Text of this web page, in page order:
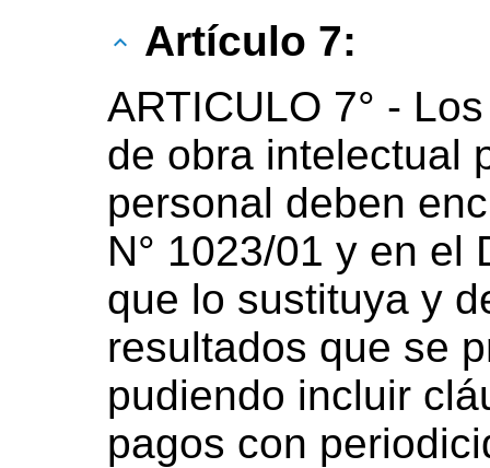
Artículo 7:
ARTICULO 7° -
de obra intelectual
personal deben
N° 1023/01 y en el
que lo sustituya y
resultados que se
pudiendo incluir
pagos con